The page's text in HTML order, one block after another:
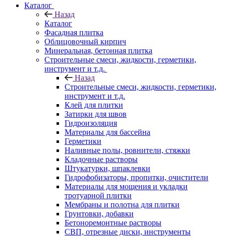
Каталог
Назад
Каталог
Фасадная плитка
Облицовочный кирпич
Минеральная, бетонная плитка
Строительные смеси, жидкости, герметики,
инструмент и т.д.
Назад
Строительные смеси, жидкости, герметики,
инструмент и т.д.
Клей для плитки
Затирки для швов
Гидроизоляция
Материалы для бассейна
Герметики
Наливные полы, ровнители, стяжки
Кладочные растворы
Штукатурки, шпаклевки
Гидрофобизаторы, пропитки, очистители
Материалы для мощения и укладки
тротуарной плитки
Мембраны и полотна для плитки
Грунтовки, добавки
Бетоноремонтные растворы
СВП, отрезные диски, инструменты